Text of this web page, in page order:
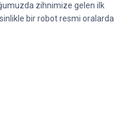
zihnimize gelen ilk
bir robot resmi oralarda